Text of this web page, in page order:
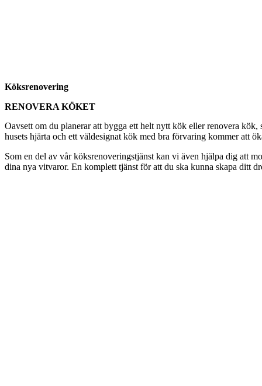
Köksrenovering
RENOVERA KÖKET
Oavsett om du planerar att bygga ett helt nytt kök eller renovera
husets hjärta och ett väldesignat kök med bra förvaring kommer att
Som en del av vår köksrenoveringstjänst kan vi även hjälpa dig att
dina nya vitvaror. En komplett tjänst för att du ska kunna skapa ditt